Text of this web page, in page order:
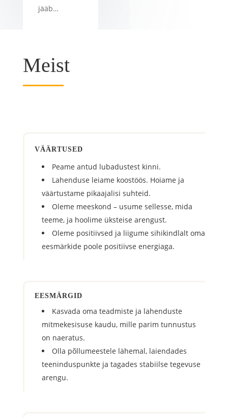
jääb…
Meist
VÄÄRTUSED
Peame antud lubadustest kinni.
Lahenduse leiame koostöös. Hoiame ja
väärtustame pikaajalisi suhteid.
Oleme meeskond – usume sellesse, mida
teeme, ja hoolime üksteise arengust.
Oleme positiivsed ja liigume sihikindlalt oma
eesmärkide poole positiivse energiaga.
EESMÄRGID
Kasvada oma teadmiste ja lahenduste
mitmekesisuse kaudu, mille parim tunnustus
on naeratus.
Olla põllumeestele lähemal, laiendades
teeninduspunkte ja tagades stabiilse tegevuse
arengu.